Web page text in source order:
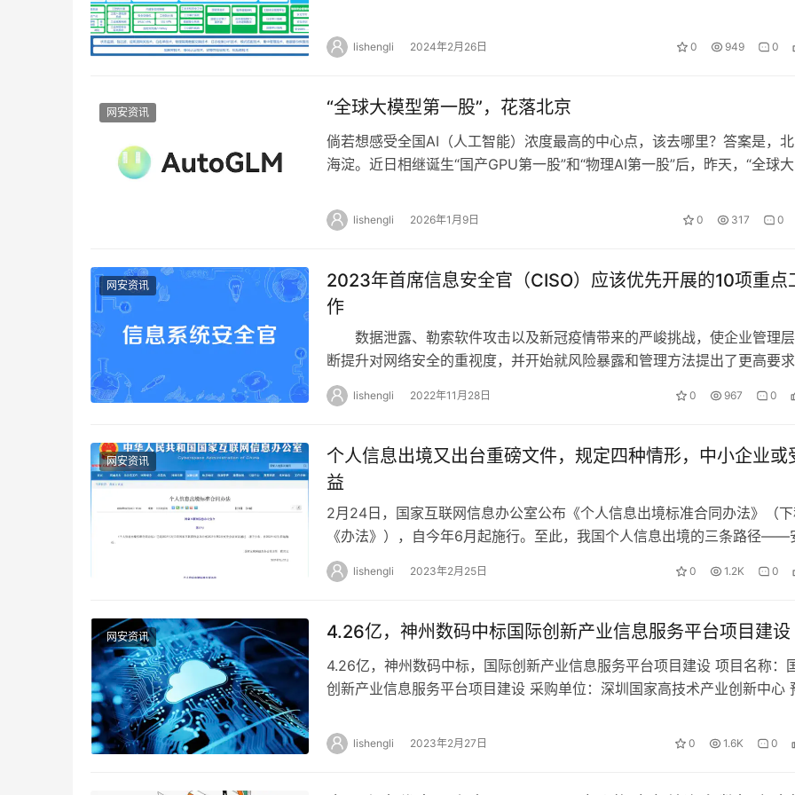
lishengli 2024年2月26日 0 949 0
网安资讯 “全球大模型第一股”，花落北京
倘若想感受全国AI（人工智能）浓度最高的中心点，该去哪里？答案是，
海淀。近日相继诞生“国产GPU第一股”和“物理AI第一股”后，昨天，“全球大
lishengli 2026年1月9日 0 317 0
网安资讯
2023年首席信息安全官（CISO）应该优先开展的10项重点
作
数据泄露、勒索软件攻击以及新冠疫情带来的严峻挑战，使企业管理
断提升对网络安全的重视度，并开始就风险暴露和管理方法提出了更高要求
网络安全建设不再只是企业经营的一项成本，而是…
lishengli 2022年11月28日 0 967 0
网安资讯
个人信息出境又出台重磅文件，规定四种情形，中小企业或
益
2月24日，国家互联网信息办公室公布《个人信息出境标准合同办法》（
《办法》），自今年6月起施行。至此，我国个人信息出境的三条路径——
评估、保护认证、标准合同的具体合规要求基…
lishengli 2023年2月25日 0 1.2K 0
网安资讯 4.26亿，神州数码中标国际创新产业信息服务平台项目建设
4.26亿，神州数码中标，国际创新产业信息服务平台项目建设 项目名称：
创新产业信息服务平台项目建设 采购单位：深圳国家高技术产业创新中心
lishengli 2023年2月27日 0 1.6K 0